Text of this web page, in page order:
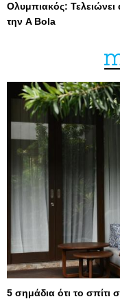
Ολυμπιακός:
την A Bola
5 σημάδια ότι το σπίτι